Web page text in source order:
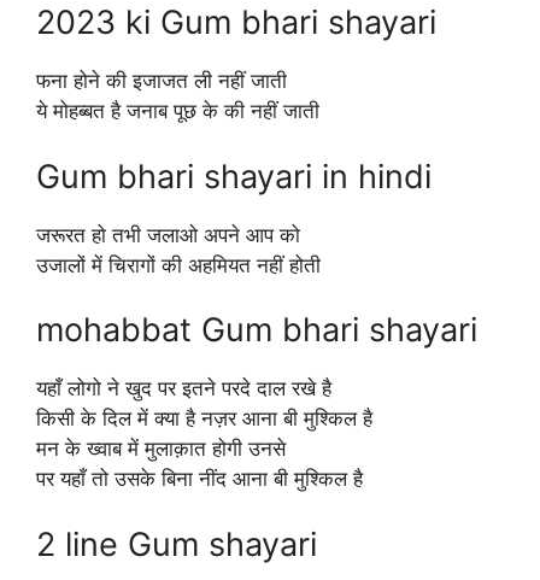
2023 ki Gum bhari shayari
फना होने की इजाजत ली नहीं जाती
ये मोहब्बत है जनाब पूछ के की नहीं जाती
Gum bhari shayari in hindi
जरूरत हो तभी जलाओ अपने आप को
उजालों में चिरागों की अहमियत नहीं होती
mohabbat Gum bhari shayari
यहाँ लोगो ने खुद पर इतने परदे दाल रखे है
किसी के दिल में क्या है नज़र आना बी मुश्किल है
मन के ख्वाब में मुलाक़ात होगी उनसे
पर यहाँ तो उसके बिना नींद आना बी मुश्किल है
2 line Gum shayari